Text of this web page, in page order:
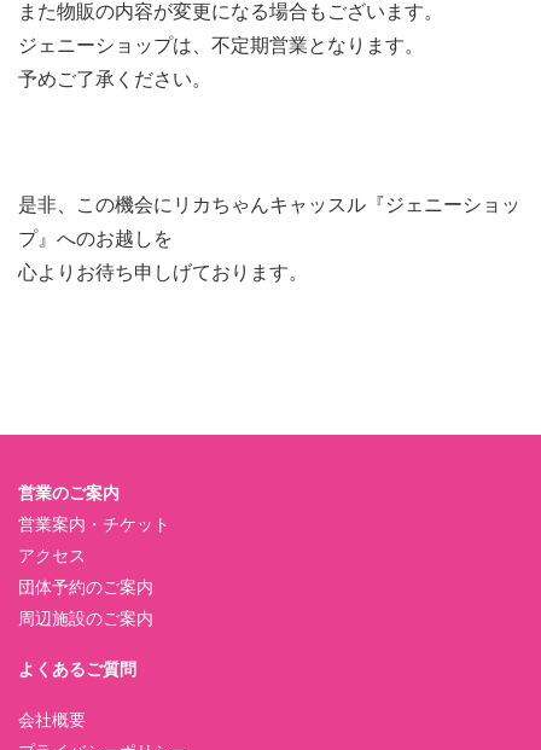
また物販の内容が変更になる場合もございます。
ジェニーショップは、不定期営業となります。
予めご了承ください。
是非、この機会にリカちゃんキャッスル『ジェニーショッ
プ』へのお越しを
心よりお待ち申しげております。
営業のご案内
営業案内・チケット
アクセス
団体予約のご案内
周辺施設のご案内
よくあるご質問
会社概要